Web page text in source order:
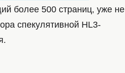
более 500 страниц, уже не
спекулятивной HL3-